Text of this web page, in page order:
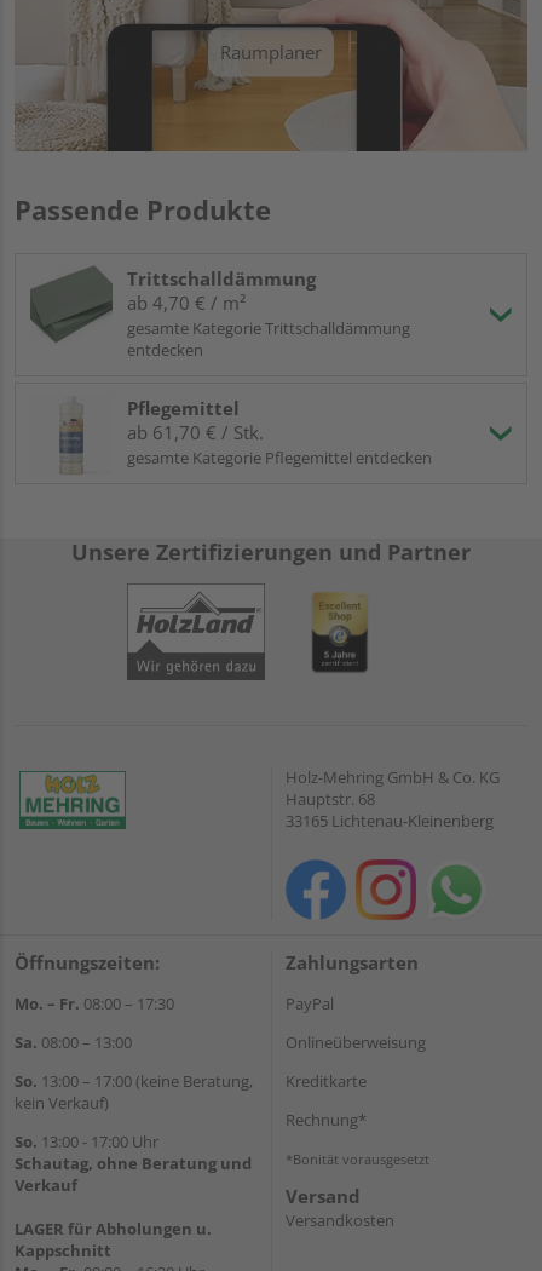
Raumplaner
Passende Produkte
Trittschalldämmung
ab 4,70 € / m²
gesamte Kategorie Trittschalldämmung
entdecken
Pflegemittel
ab 61,70 € / Stk.
gesamte Kategorie Pflegemittel entdecken
Unsere Zertifizierungen und Partner
Holz-Mehring GmbH & Co. KG
Hauptstr. 68
33165 Lichtenau-Kleinenberg
Öffnungszeiten:
Mo. – Fr. 08:00 – 17:30
Sa. 08:00 – 13:00
So. 13:00 – 17:00 (keine Beratung,
kein Verkauf)
So. 13:00 - 17:00 Uhr
Schautag, ohne Beratung und
Verkauf
LAGER für Abholungen u.
Kappschnitt
Zahlungsarten
PayPal
Onlineüberweisung
Kreditkarte
Rechnung*
*Bonität vorausgesetzt
Versand
Versandkosten